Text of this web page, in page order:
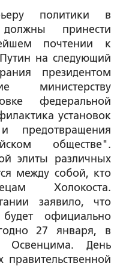
политики в
принести
почтении к
на следующий
президентом
министерству
федеральной
установок
предотвращения
обществе".
элиты различных
между собой, кто
Холокоста.
заявило, что
официально
27 января, в
Освенцима. День